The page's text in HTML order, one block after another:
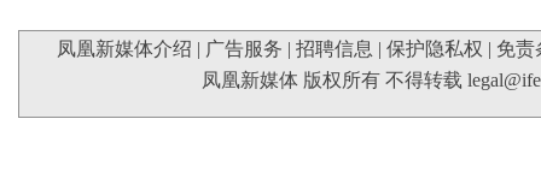
凤凰新媒体介绍 | 广告服务 | 招聘信息 | 保护隐私权 | 免责
凤凰新媒体 版权所有 不得转载